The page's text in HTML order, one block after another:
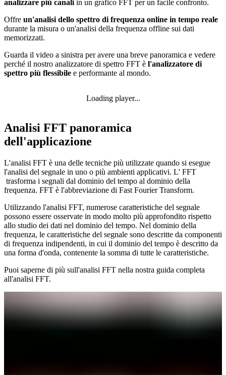
analizzare più canaliin un grafico FFT per un facile confronto.
Offre un'analisi dello spettro di frequenza online in tempo reale
durante la misura o un'analisi della frequenza offline sui dati
memorizzati.
Guarda il video a sinistra per avere una breve panoramica e vedere
perché il nostro analizzatore di spettro FFT è l'analizzatore di
spettro più flessibile e performante al mondo.
Loading player...
Analisi FFT panoramica
dell'applicazione
L'analisi FFT è una delle tecniche più utilizzate quando si esegue
l'analisi del segnale in uno o più ambienti applicativi. L' FFT
trasforma i segnali dal dominio del tempo al dominio della
frequenza. FFT è l'abbreviazione di Fast Fourier Transform.
Utilizzando l'analisi FFT, numerose caratteristiche del segnale
possono essere osservate in modo molto più approfondito rispetto
allo studio dei dati nel dominio del tempo. Nel dominio della
frequenza, le caratteristiche del segnale sono descritte da componenti
di frequenza indipendenti, in cui il dominio del tempo è descritto da
una forma d'onda, contenente la somma di tutte le caratteristiche.
Puoi saperne di più sull'analisi FFT nella nostra guida completa
all'analisi FFT.